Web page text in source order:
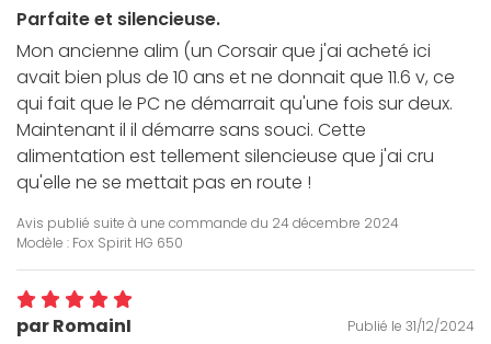
Parfaite et silencieuse.
Mon ancienne alim (un Corsair que j'ai acheté ici
avait bien plus de 10 ans et ne donnait que 11.6 v, ce
qui fait que le PC ne démarrait qu'une fois sur deux.
Maintenant il il démarre sans souci. Cette
alimentation est tellement silencieuse que j'ai cru
qu'elle ne se mettait pas en route !
Avis publié suite à une commande du 24 décembre 2024
Modèle : Fox Spirit HG 650
par RomainI Publié le 31/12/2024